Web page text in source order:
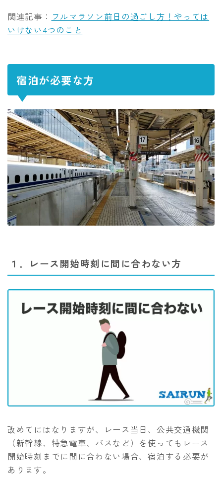
関連記事： フルマラソン前日の過ごし方！やっては
いけない4つのこと
宿泊が必要な方
１．レース開始時刻に間に合わない方
改めてにはなりますが、レース当日、公共交通機関
（新幹線、特急電車、バスなど）を使ってもレース
開始時刻までに間に合わない場合、宿泊する必要が
あります。